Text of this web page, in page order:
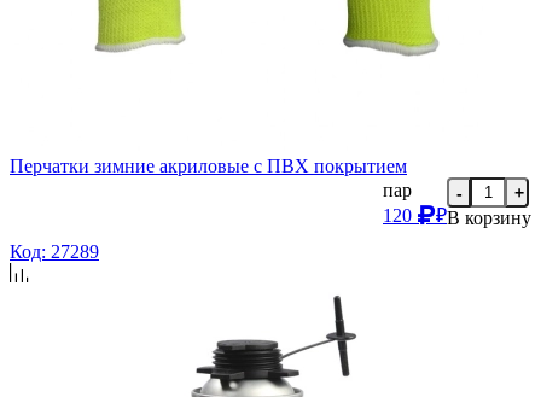
Перчатки зимние акриловые с ПВХ покрытием
пар
120
₽
- +
В корзину
Код: 27289